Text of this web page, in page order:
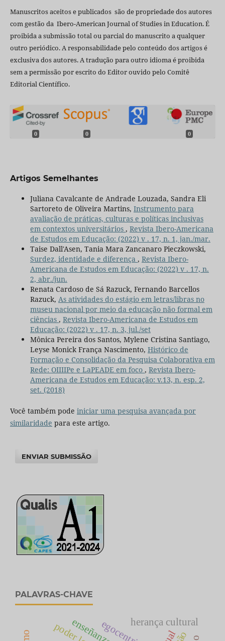
Manuscritos aceitos e publicados são de propriedade dos autores
com gestão da Ibero-American Journal of Studies in Education. É
proibida a submissão total ou parcial do manuscrito a qualquer
outro periódico. A responsabilidade pelo conteúdo dos artigos é
exclusiva dos autores. A tradução para outro idioma é proibida
sem a permissão por escrito do Editor ouvido pelo Comitê
Editorial Científico.
0 0 0
Artigos Semelhantes
Juliana Cavalcante de Andrade Louzada, Sandra Eli
Sartoreto de Oliveira Martins, Instrumento para
avaliação de práticas, culturas e políticas inclusivas
em contextos universitários , Revista Ibero-Americana
de Estudos em Educação: (2022) v . 17, n. 1, jan./mar.
Taise Dall'Asen, Tania Mara Zancanaro Pieczkowski,
Surdez, identidade e diferença , Revista Ibero-
Americana de Estudos em Educação: (2022) v . 17, n.
2, abr./jun.
Renata Cardoso de Sá Razuck, Fernando Barcellos
Razuck, As atividades do estágio em letras/libras no
museu nacional por meio da educação não formal em
ciências , Revista Ibero-Americana de Estudos em
Educação: (2022) v . 17, n. 3, jul./set
Mônica Pereira dos Santos, Mylene Cristina Santiago,
Leyse Monick França Nascimento, Histórico de
Formação e Consolidação da Pesquisa Colaborativa em
Rede: OIIIIPe e LaPEADE em foco , Revista Ibero-
Americana de Estudos em Educação: v.13, n. esp. 2,
set. (2018)
Você também pode iniciar uma pesquisa avançada por
similaridade para este artigo.
ENVIAR SUBMISSÃO
PALAVRAS-CHAVE
herança cultural